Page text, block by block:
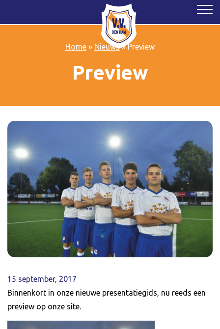
Home» Nieuws»Preview
Preview
15 september, 2017
Binnenkort in onze nieuwe presentatiegids, nu reeds een
preview op onze site.